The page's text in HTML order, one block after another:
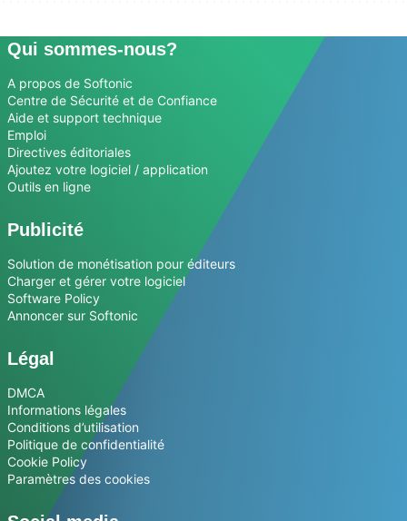
Qui sommes-nous?
A propos de Softonic
Centre de Sécurité et de Confiance
Aide et support technique
Emploi
Directives éditoriales
Ajoutez votre logiciel / application
Outils en ligne
Publicité
Solution de monétisation pour éditeurs
Charger et gérer votre logiciel
Software Policy
Annoncer sur Softonic
Légal
DMCA
Informations légales
Conditions d’utilisation
Politique de confidentialité
Cookie Policy
Paramètres des cookies